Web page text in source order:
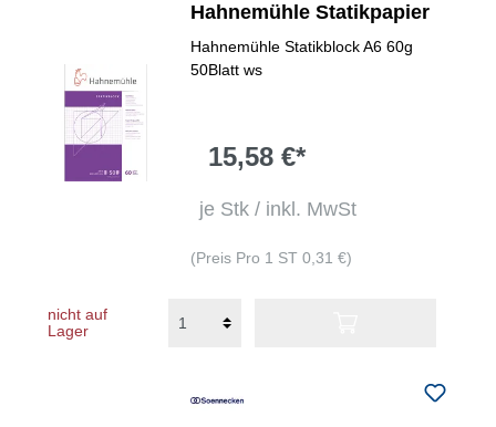
Hahnemühle Statikpapier
Hahnemühle Statikblock A6 60g
50Blatt ws
15,58 €*
je Stk / inkl. MwSt
(Preis Pro 1 ST 0,31 €)
nicht auf
Lager